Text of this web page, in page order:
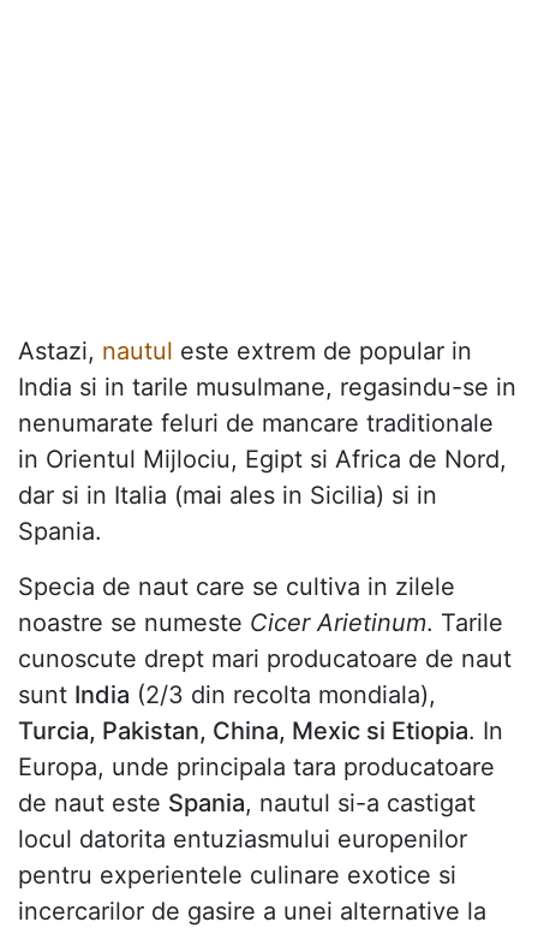
Astazi, nautul este extrem de popular in
India si in tarile musulmane, regasindu-se in
nenumarate feluri de mancare traditionale
in Orientul Mijlociu, Egipt si Africa de Nord,
dar si in Italia (mai ales in Sicilia) si in
Spania.
Specia de naut care se cultiva in zilele
noastre se numeste Cicer Arietinum. Tarile
cunoscute drept mari producatoare de naut
sunt India (2/3 din recolta mondiala),
Turcia, Pakistan, China, Mexic si Etiopia. In
Europa, unde principala tara producatoare
de naut este Spania, nautul si-a castigat
locul datorita entuziasmului europenilor
pentru experientele culinare exotice si
incercarilor de gasire a unei alternative la